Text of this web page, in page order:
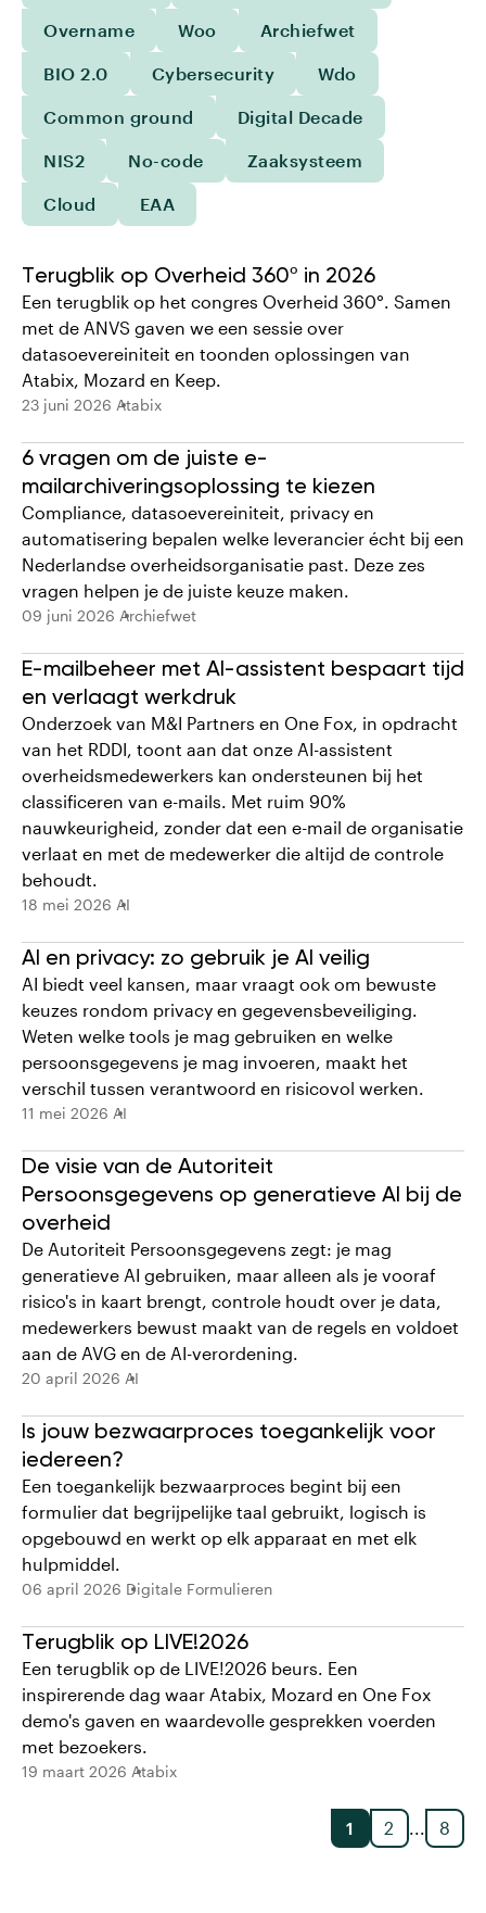
Overname Woo Archiefwet
BIO 2.0 Cybersecurity Wdo
Common ground Digital Decade
NIS2 No-code Zaaksysteem
Cloud EAA
Terugblik op Overheid 360º in 2026
Een terugblik op het congres Overheid 360°. Samen
met de ANVS gaven we een sessie over
datasoevereiniteit en toonden oplossingen van
Atabix, Mozard en Keep.
23 juni 2026 Atabix
6 vragen om de juiste e-
mailarchiveringsoplossing te kiezen
Compliance, datasoevereiniteit, privacy en
automatisering bepalen welke leverancier écht bij een
Nederlandse overheidsorganisatie past. Deze zes
vragen helpen je de juiste keuze maken.
09 juni 2026 Archiefwet
E-mailbeheer met AI-assistent bespaart tijd
en verlaagt werkdruk
Onderzoek van M&I Partners en One Fox, in opdracht
van het RDDI, toont aan dat onze AI-assistent
overheidsmedewerkers kan ondersteunen bij het
classificeren van e-mails. Met ruim 90%
nauwkeurigheid, zonder dat een e-mail de organisatie
verlaat en met de medewerker die altijd de controle
behoudt.
18 mei 2026 AI
AI en privacy: zo gebruik je AI veilig
AI biedt veel kansen, maar vraagt ook om bewuste
keuzes rondom privacy en gegevensbeveiliging.
Weten welke tools je mag gebruiken en welke
persoonsgegevens je mag invoeren, maakt het
verschil tussen verantwoord en risicovol werken.
11 mei 2026 AI
De visie van de Autoriteit
Persoonsgegevens op generatieve AI bij de
overheid
De Autoriteit Persoonsgegevens zegt: je mag
generatieve AI gebruiken, maar alleen als je vooraf
risico's in kaart brengt, controle houdt over je data,
medewerkers bewust maakt van de regels en voldoet
aan de AVG en de AI-verordening.
20 april 2026 AI
Is jouw bezwaarproces toegankelijk voor
iedereen?
Een toegankelijk bezwaarproces begint bij een
formulier dat begrijpelijke taal gebruikt, logisch is
opgebouwd en werkt op elk apparaat en met elk
hulpmiddel.
06 april 2026 Digitale Formulieren
Terugblik op LIVE!2026
Een terugblik op de LIVE!2026 beurs. Een
inspirerende dag waar Atabix, Mozard en One Fox
demo's gaven en waardevolle gesprekken voerden
met bezoekers.
19 maart 2026 Atabix
1 2 ... 8